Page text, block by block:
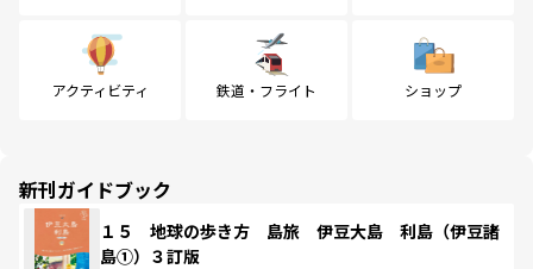
アクティビティ 鉄道・フライト ショップ
新刊ガイドブック
１５ 地球の歩き方 島旅 伊豆大島 利島（伊豆諸
島①）３訂版